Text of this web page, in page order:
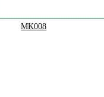
MK008